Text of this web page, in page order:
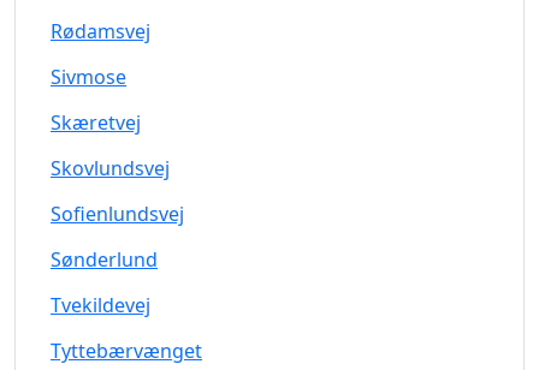
Rødamsvej
Sivmose
Skæretvej
Skovlundsvej
Sofienlundsvej
Sønderlund
Tvekildevej
Tyttebærvænget